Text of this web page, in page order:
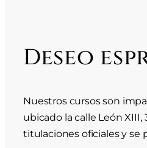
Deseo
Nuestros cursos son
ubicado la calle León XIII,
titulaciones oficiales y se